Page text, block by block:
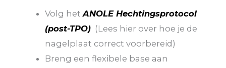
Volg hetANOLE Hechtingsprotocol
(post-TPO) (Lees hier over hoe je de
nagelplaat correct voorbereid)
Breng een flexibele base aan